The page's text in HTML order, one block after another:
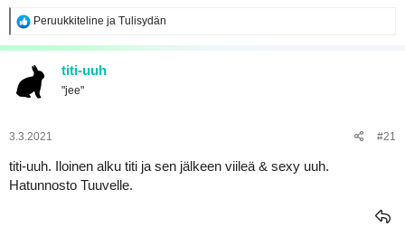
R
a
k
t
i
:
Peruukkiteline ja Tulisydän
titi-uuh
"jee"
3.3.2021 #21
titi-uuh. Iloinen alku titi ja sen jälkeen viileä & sexy uuh.
Hatunnosto Tuuvelle.